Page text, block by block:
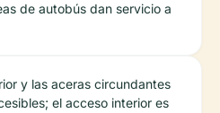
de autobús dan servicio a
y las aceras circundantes
el acceso interior es